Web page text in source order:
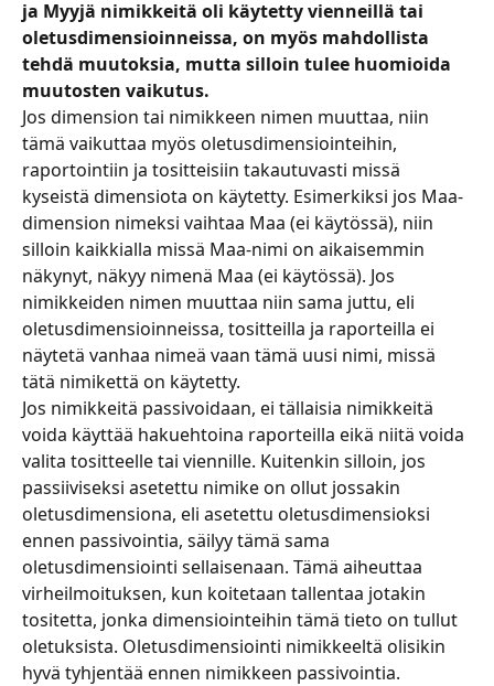
ja Myyjä nimikkeitä oli käytetty vienneillä tai
oletusdimensioinneissa, on myös mahdollista
tehdä muutoksia, mutta silloin tulee huomioida
muutosten vaikutus.
Jos dimension tai nimikkeen nimen muuttaa, niin
tämä vaikuttaa myös oletusdimensiointeihin,
raportointiin ja tositteisiin takautuvasti missä
kyseistä dimensiota on käytetty. Esimerkiksi jos Maa-
dimension nimeksi vaihtaa Maa (ei käytössä), niin
silloin kaikkialla missä Maa-nimi on aikaisemmin
näkynyt, näkyy nimenä Maa (ei käytössä). Jos
nimikkeiden nimen muuttaa niin sama juttu, eli
oletusdimensioinneissa, tositteilla ja raporteilla ei
näytetä vanhaa nimeä vaan tämä uusi nimi, missä
tätä nimikettä on käytetty.
Jos nimikkeitä passivoidaan, ei tällaisia nimikkeitä
voida käyttää hakuehtoina raporteilla eikä niitä voida
valita tositteelle tai viennille. Kuitenkin silloin, jos
passiiviseksi asetettu nimike on ollut jossakin
oletusdimensiona, eli asetettu oletusdimensioksi
ennen passivointia, säilyy tämä sama
oletusdimensiointi sellaisenaan. Tämä aiheuttaa
virheilmoituksen, kun koitetaan tallentaa jotakin
tositetta, jonka dimensiointeihin tämä tieto on tullut
oletuksista. Oletusdimensiointi nimikkeeltä olisikin
hyvä tyhjentää ennen nimikkeen passivointia.